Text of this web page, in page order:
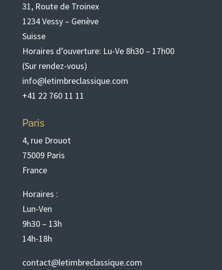
31, Route de Troinex
1234 Vessy – Genève
Suisse
Horaires d’ouverture: Lu-Ve 8h30 – 17h00
(Sur rendez-vous)
info@letimbreclassique.com
+41 22 760 11 11
Paris
4, rue Drouot
75009 Paris
France
Horaires :
Lun-Ven
9h30 – 13h
14h-18h
contact@letimbreclassique.com